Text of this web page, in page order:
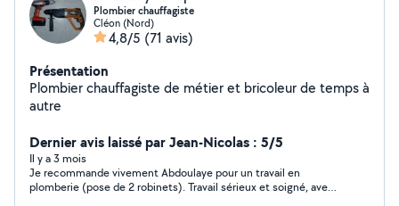
Plombier chauffagiste
Cléon (Nord)
4,8/5 (71 avis)
Présentation
Plombier chauffagiste de métier et bricoleur de temps à
autre
Dernier avis laissé par Jean-Nicolas : 5/5
Il y a 3 mois
Je recommande vivement Abdoulaye pour un travail en
plomberie (pose de 2 robinets). Travail sérieux et soigné, avec